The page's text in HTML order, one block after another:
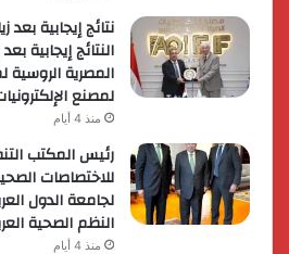
نتائج إيجابية
النتائج إيجابية
المصرية الروسية
لمصنع
منذ 4 أيام
رئيس المكتب
للاختصاصات
لجامعة الدول
النظم الصحية
منذ 4 أيام